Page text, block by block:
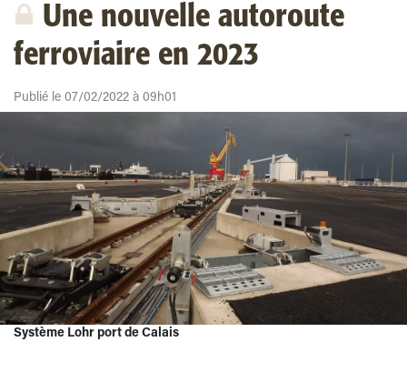
Une nouvelle autoroute
ferroviaire en 2023
Publié le 07/02/2022 à 09h01
Système Lohr port de Calais